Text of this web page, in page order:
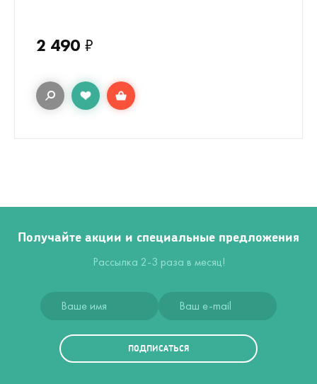
2 490 ₽
Получайте акции и специальные предложения
Рассылка 2-3 раза в месяц!
ПОДПИСАТЬСЯ